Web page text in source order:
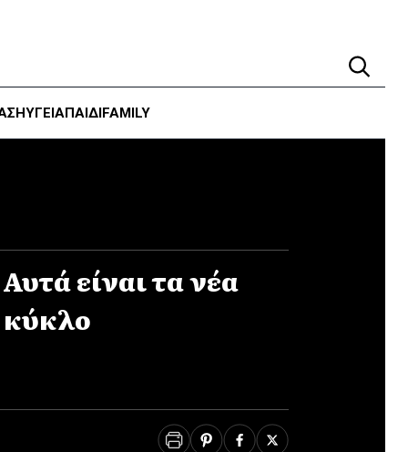
ΥΓΕΊΑΠΑΙΔΙFAMILY
είναι τα νέα
κύκλο